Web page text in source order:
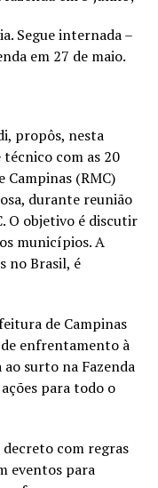
Segue internada –
em 27 de maio.
propôs, nesta
com as 20
Campinas (RMC)
durante reunião
O objetivo é discutir
municípios. A
no Brasil, é
de Campinas
enfrentamento à
surto na Fazenda
para todo o
com regras
eventos para